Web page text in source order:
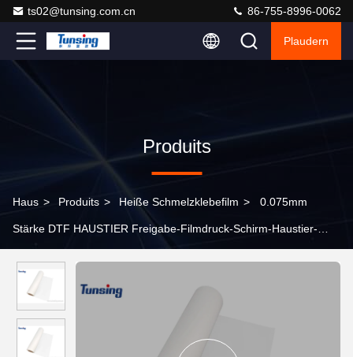
ts02@tunsing.com.cn 86-755-8996-0062
Plaudern
Produits
Haus > Produits > Heiße Schmelzklebefilm > 0.075mm
Stärke DTF HAUSTIER Freigabe-Filmdruck-Schirm-Haustier-